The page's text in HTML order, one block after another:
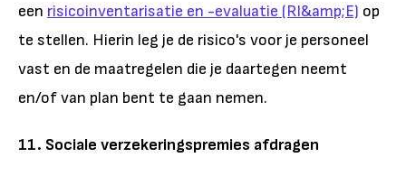
een risicoinventarisatie en -evaluatie (RI&amp;E) op
te stellen. Hierin leg je de risico's voor je personeel
vast en de maatregelen die je daartegen neemt
en/of van plan bent te gaan nemen.
11. Sociale verzekeringspremies afdragen